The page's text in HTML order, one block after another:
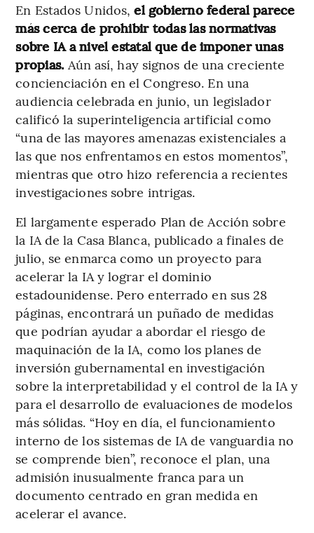
En Estados Unidos,el gobierno federal parece
más cerca de prohibir todas las normativas
sobre IA a nivel estatal que de imponer unas
propias. Aún así, hay signos de una creciente
concienciación en el Congreso. En una
audiencia celebrada en junio, un legislador
calificó la superinteligencia artificial como
“una de las mayores amenazas existenciales a
las que nos enfrentamos en estos momentos”,
mientras que otro hizo referencia a recientes
investigaciones sobre intrigas.
El largamente esperado Plan de Acción sobre
la IA de la Casa Blanca, publicado a finales de
julio, se enmarca como un proyecto para
acelerar la IA y lograr el dominio
estadounidense. Pero enterrado en sus 28
páginas, encontrará un puñado de medidas
que podrían ayudar a abordar el riesgo de
maquinación de la IA, como los planes de
inversión gubernamental en investigación
sobre la interpretabilidad y el control de la IA y
para el desarrollo de evaluaciones de modelos
más sólidas. “Hoy en día, el funcionamiento
interno de los sistemas de IA de vanguardia no
se comprende bien”, reconoce el plan, una
admisión inusualmente franca para un
documento centrado en gran medida en
acelerar el avance.